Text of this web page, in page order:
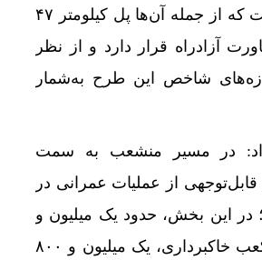
املاک از رشد بازار مسکن عقب
دما در برخی مرزهای اربعین به ۵۰ درجه
در دست اجراست که از جمله آن‌ها پل کیلومتر ۴۷
آزادراه قرار دارد و از نظر
شاخص این طرح به‌شمار
در مسیر منشعب به سمت
از عملیات عمرانی در
در این بخش، حدود یک میلیون و
۷۰۰ هزار مترمکعب خاکبرداری، یک میلیون و ۸۰۰